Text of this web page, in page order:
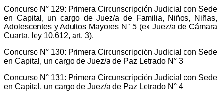
Concurso N° 129: Primera Circunscripción Judicial con Sede
en Capital, un cargo de Juez/a de Familia, Niños, Niñas,
Adolescentes y Adultos Mayores N° 5 (ex Juez/a de Cámara
Cuarta, ley 10.612, art. 3).
Concurso N° 130: Primera Circunscripción Judicial con Sede
en Capital, un cargo de Juez/a de Paz Letrado N° 3.
Concurso N° 131: Primera Circunscripción Judicial con Sede
en Capital, un cargo de Juez/a de Paz Letrado N° 4.